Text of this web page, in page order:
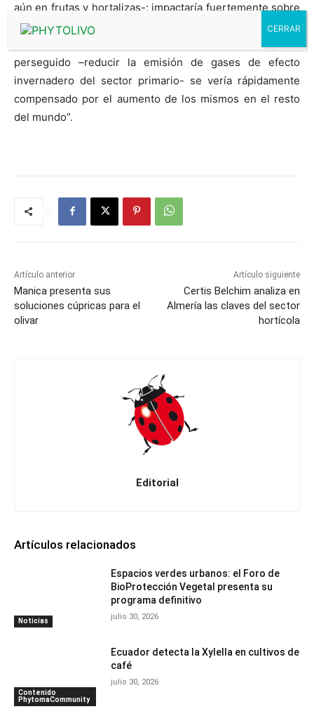
aún en frutas y hortalizas-; impactaría fuertemente sobre
los precios –que subirían- y sobre las rentas de los
productores –que caerían-… Y el objeto global
perseguido –reducir la emisión de gases de efecto
invernadero del sector primario- se vería rápidamente
compensado por el aumento de los mismos en el resto
del mundo”.
Artículo anterior
Manica presenta sus
soluciones cúpricas para el
olivar
Artículo siguiente
Certis Belchim analiza en
Almería las claves del sector
hortícola
Editorial
Artículos relacionados
Noticias
Espacios verdes urbanos: el Foro de
BioProtección Vegetal presenta su
programa definitivo
julio 30, 2026
Contenido
PhytomaCommunity
Ecuador detecta la Xylella en cultivos de
café
julio 30, 2026